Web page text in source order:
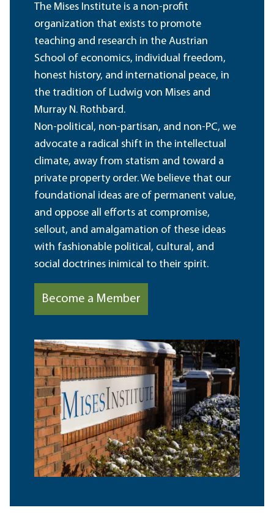
The Mises Institute is a non-profit
organization that exists to promote
teaching and research in the Austrian
School of economics, individual freedom,
honest history, and international peace, in
the tradition of Ludwig von Mises and
Murray N. Rothbard.
Non-political, non-partisan, and non-PC, we
advocate a radical shift in the intellectual
climate, away from statism and toward a
private property order. We believe that our
foundational ideas are of permanent value,
and oppose all efforts at compromise,
sellout, and amalgamation of these ideas
with fashionable political, cultural, and
social doctrines inimical to their spirit.
Become a Member